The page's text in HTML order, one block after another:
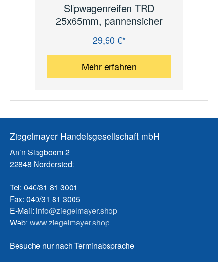
Slipwagenreifen TRD
25x65mm, pannensicher
Regulärer Preis:29,90 €*
Mehr erfahren
Ziegelmayer Handelsgesellschaft mbH
An’n Slagboom 2
22848 Norderstedt
Tel: 040/31 81 3001
Fax: 040/31 81 3005
E-Mail: info@ziegelmayer.shop
Web: www.ziegelmayer.shop
Besuche nur nach Terminabsprache